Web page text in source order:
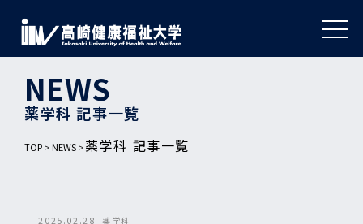
NEWS
薬学科 記事一覧
TOP NEWS 薬学科 記事一覧
2025.02.28 薬学科